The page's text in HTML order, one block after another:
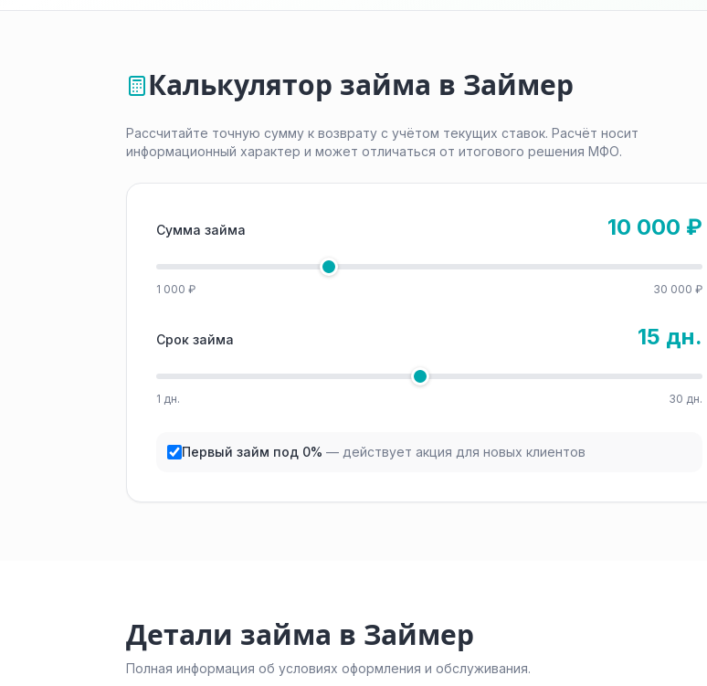
Калькулятор займа в Займер
Рассчитайте точную сумму к возврату с учётом текущих ставок. Расчёт носит
информационный характер и может отличаться от итогового решения МФО.
Сумма займа 10 000 ₽
1 000 ₽ 30 000 ₽
Срок займа 15 дн.
1 дн. 30 дн.
Первый займ под 0% — действует акция для новых клиентов
Детали займа в Займер
Полная информация об условиях оформления и обслуживания.